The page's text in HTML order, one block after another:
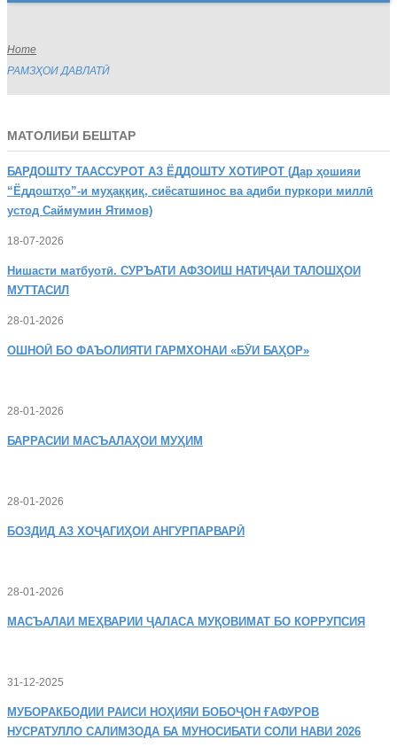
Home
РАМЗҲОИ ДАВЛАТӢ
МАТОЛИБИ БЕШТАР
БАРДОШТУ ТААССУРОТ АЗ ЁДДОШТУ ХОТИРОТ (Дар ҳошияи
“Ёддоштҳо”-и муҳаққиқ, сиёсатшинос ва адиби пуркори миллӣ
устод Саймумин Ятимов)
18-07-2026
Нишасти матбуотӣ. СУРЪАТИ АФЗОИШ НАТИҶАИ ТАЛОШҲОИ
МУТТАСИЛ
28-01-2026
ОШНОӢ БО ФАЪОЛИЯТИ ГАРМХОНАИ «БӮИ БАҲОР»
28-01-2026
БАРРАСИИ МАСЪАЛАҲОИ МУҲИМ
28-01-2026
БОЗДИД АЗ ХОҶАГИҲОИ АНГУРПАРВАРӢ
28-01-2026
МАСЪАЛАИ МЕҲВАРИИ ҶАЛАСА МУҚОВИМАТ БО КОРРУПСИЯ
31-12-2025
МУБОРАКБОДИИ РАИСИ НОҲИЯИ БОБОҶОН ҒАФУРОВ
НУСРАТУЛЛО САЛИМЗОДА БА МУНОСИБАТИ СОЛИ НАВИ 2026